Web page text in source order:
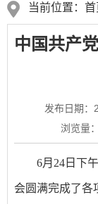
当前位置： 首
中国共产
发布日期：
浏览量：
6月24日下
会圆满完成了各